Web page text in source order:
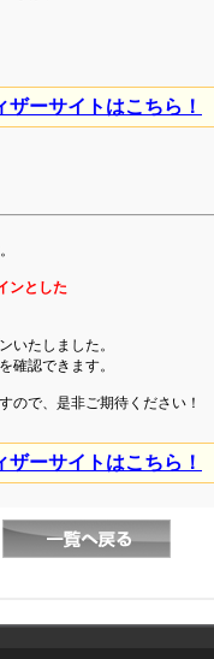
ザーサイトはこちら！
ンとした
いたしました。
確認できます。
ので、是非ご期待ください！
ザーサイトはこちら！